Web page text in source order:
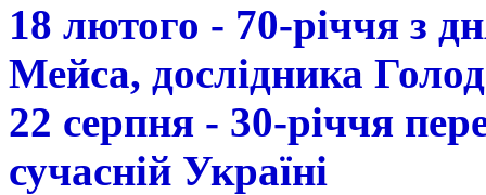
18 лютого - 70-річчя з
Мейса, дослідника
22 серпня - 30-річчя
сучасній Україні